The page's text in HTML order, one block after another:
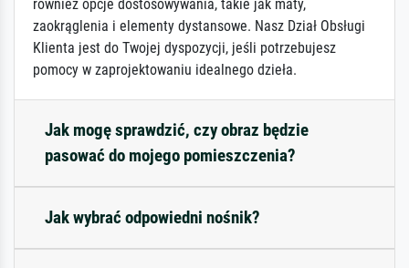
również opcje dostosowywania, takie jak maty,
zaokrąglenia i elementy dystansowe. Nasz Dział Obsługi
Klienta jest do Twojej dyspozycji, jeśli potrzebujesz
pomocy w zaprojektowaniu idealnego dzieła.
Jak mogę sprawdzić, czy obraz będzie
pasować do mojego pomieszczenia?
Jak wybrać odpowiedni nośnik?